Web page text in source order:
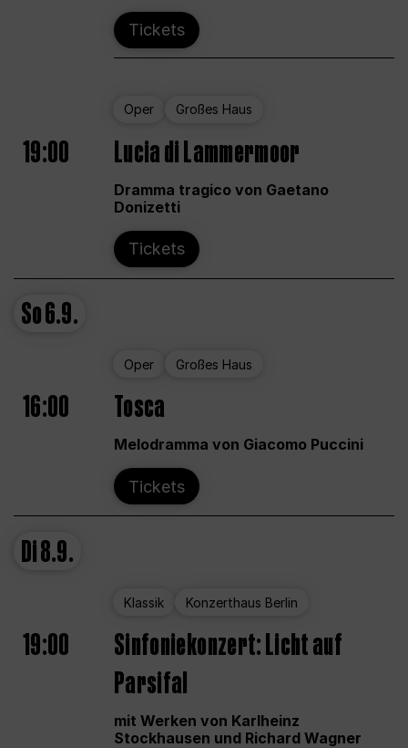
Tickets
Oper Großes Haus
19:00 Lucia di Lammermoor
Dramma tragico von Gaetano
Donizetti
Tickets
So6.9.
Oper Großes Haus
16:00 Tosca
Melodramma von Giacomo Puccini
Tickets
Di8.9.
Klassik Konzerthaus Berlin
19:00
Sinfoniekonzert: Licht auf
Parsifal
mit Werken von Karlheinz
Stockhausen und Richard Wagner